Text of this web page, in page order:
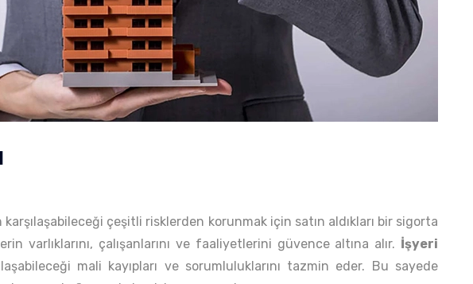
çeşitli risklerden korunmak için satın aldıkları bir sigorta
varlıklarını, çalışanlarını ve faaliyetlerini güvence altına alır. İşyeri
mali kayıpları ve sorumluluklarını tazmin eder. Bu sayede